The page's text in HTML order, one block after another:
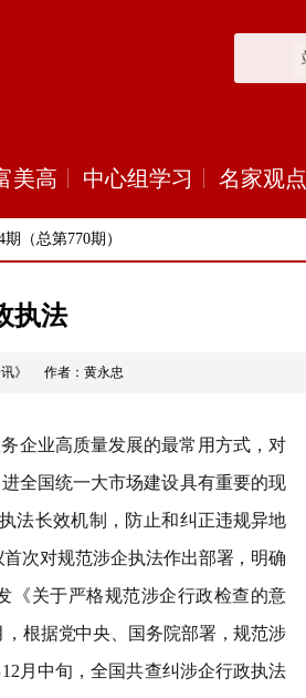
美高 中心组学习 名家观点
期（总第770期）
执法
讯》 作者：黄永忠
企业高质量发展的最常用方式，对
全国统一大市场建设具有重要的现
法长效机制，防止和纠 正违规异地
次对规范涉企执法作出部署，明确
《关于严格规范涉企行政检查的意
，根据党中央、国务院部署，规范涉
12 月中旬，全国共查纠涉企行政执法